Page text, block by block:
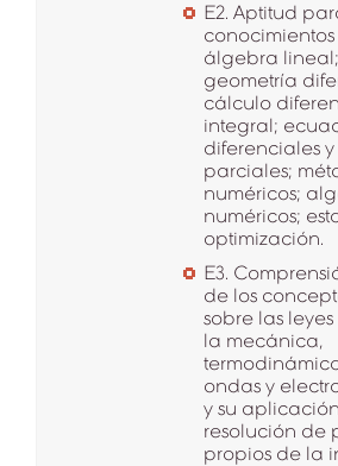
E2. Aptitud
conocimientos
álgebra
geometría
cálculo
integral;
diferenciales
parciales;
numéricos;
numéricos;
optimización.
E3.
de los
sobre las
la mecánica,
ondas y
y su
resolución de
propios de la